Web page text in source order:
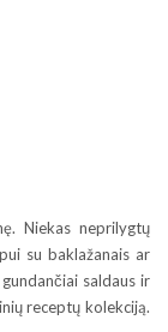
Niekas neprilygtų
su baklažanais ar
saldaus ir
receptų kolekciją.